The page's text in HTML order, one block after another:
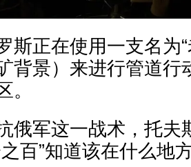
斯正在使用一支名为
背景）来进行管道
。
俄军这一战术，托夫
百”知道该在什么地